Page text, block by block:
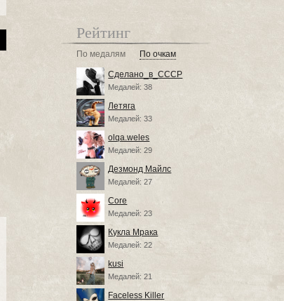
Рейтинг
По медалям По очкам
Сделано_в_СССР
Медалей: 38
Летяга
Медалей: 33
olqa.weles
Медалей: 29
Дезмонд Майлс
Медалей: 27
Core
Медалей: 23
Кукла Мрака
Медалей: 22
kusi
Медалей: 21
Faceless Killer